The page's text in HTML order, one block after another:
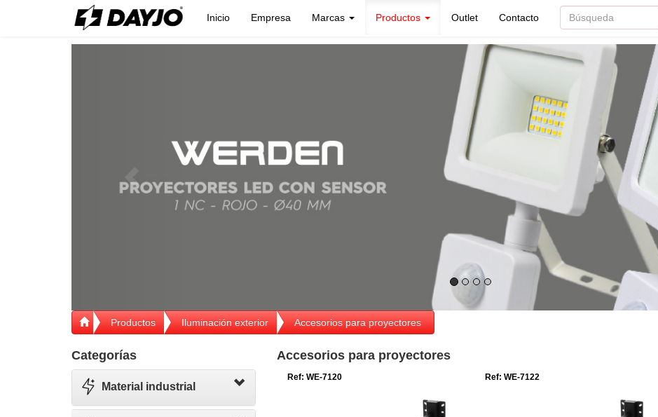
Inicio Empresa Marcas Productos Outlet Contacto
Productos Iluminación exterior Accesorios para proyectores
Categorías
Material industrial
Accesorios para proyectores
Ref: WE-7120 Ref: WE-7122